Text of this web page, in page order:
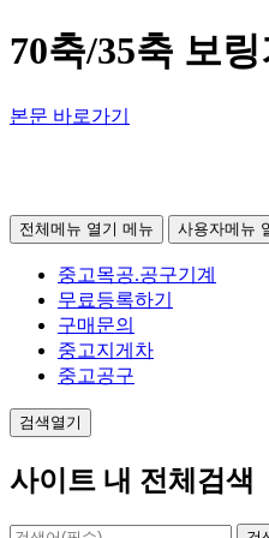
70축/35축 보
본문 바로가기
전체메뉴 열기 메뉴 사용자메뉴
중고목공.공구기계
무료등록하기
구매문의
중고지게차
중고공구
검색열기
사이트 내 전체검색